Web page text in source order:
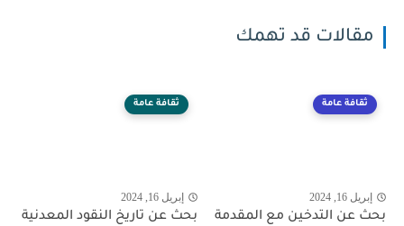
مقالات قد تهمك
ثقافة عامة
إبريل 16, 2024
بحث عن التدخين مع المقدمة
ثقافة عامة
إبريل 16, 2024
بحث عن تاريخ النقود المعدنية